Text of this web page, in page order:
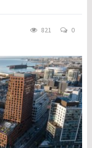
821 0